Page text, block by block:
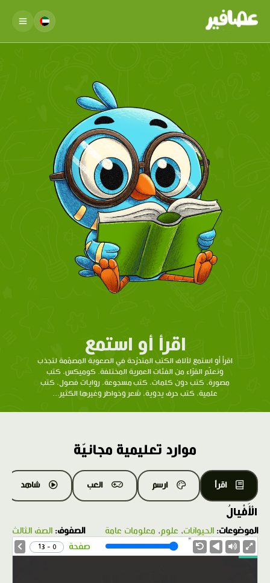
اقرأ أو استمع
اقرأ أو استمع لآلاف الكتب المتدرّحة في الصعوبة المصمّمة لتجذب
وتعلّم القرّاء من الفئات العمرية المختلفة. كوميكس، كتب
مصورة، كتب دون كلمات، كتب مسجوعة، روايات فصول، كتب
علمية، كتب حرف يدوية، شعر وخواطر وغيرها الكثير...
موارد تعليمية مجانيّة
اقرأ ارسم العب شاهد
الْأَفْيالُ
الموضوعات: الحيوانات، علوم، معلومات عامة الصفوف: الصف الثالث
صفحة 0 - 13